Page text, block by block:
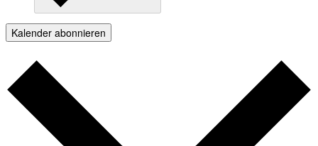
Kalender abonnieren